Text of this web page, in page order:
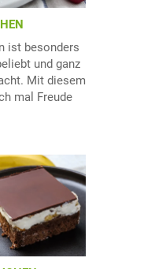
ist besonders
und ganz
Mit diesem
mal Freude